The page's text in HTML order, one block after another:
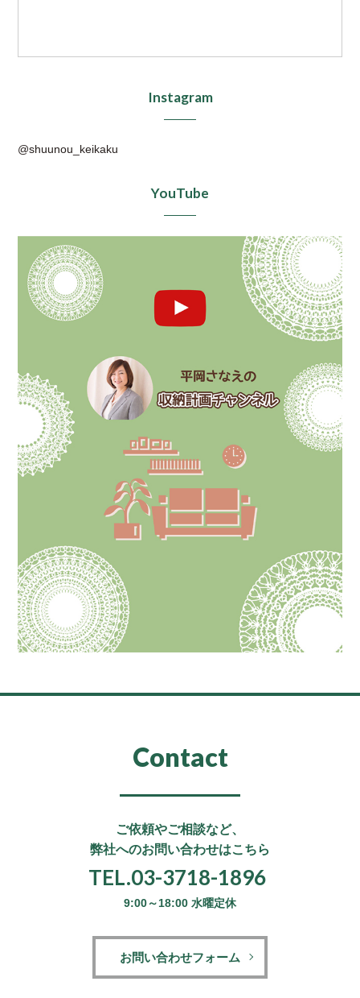
Instagram
@shuunou_keikaku
YouTube
Contact
ご依頼やご相談など、
弊社へのお問い合わせはこちら
TEL.03-3718-1896
9:00～18:00 水曜定休
お問い合わせフォーム